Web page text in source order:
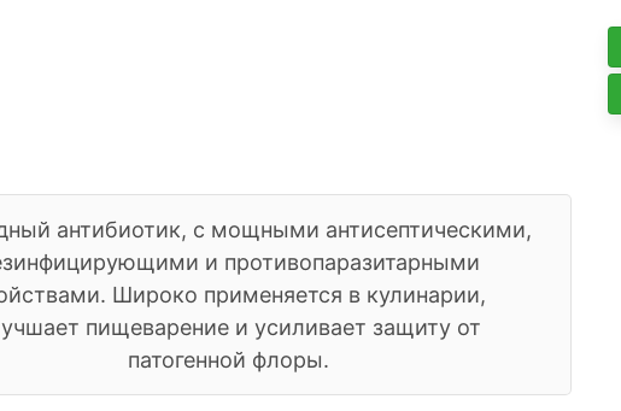
антибиотик, с мощными антисептическими,
и противопаразитарными
Широко применяется в кулинарии,
пищеварение и усиливает защиту от
патогенной флоры.